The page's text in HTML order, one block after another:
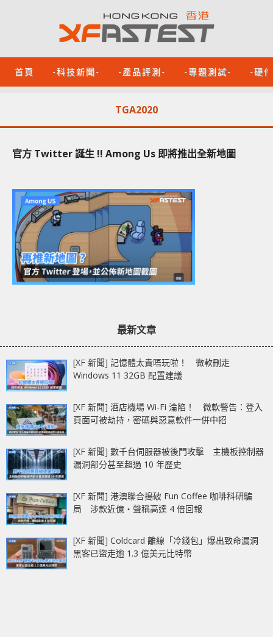
首頁 -科技新聞- -產品評測- -專題測試- -硬
TGA2020
官方 Twitter 誕生 !! Among Us 即將推出全新地圖
最新文章
[XF 新聞] 記憶體太貴唔玩啦！ 微軟刪走
Windows 11 32GB 配置建議
[XF 新聞] 酒店機場 Wi-Fi 淪陷！ 微軟警告：登入
頁面可被劫持，密碼與惡意軟件一併中招
[XF 新聞] 數千台伺服器被後門攻擊 主機板控制器
漏洞部分甚至超過 10 年歷史
[XF 新聞] 港澳聯合搗破 Fun Coffee 咖啡科研騙
局 涉款近億‧聲稱高達 4 倍回報
[XF 新聞] Coldcard 離線「冷錢包」爆出致命漏洞
黑客已盜走逾 1.3 億美元比特幣